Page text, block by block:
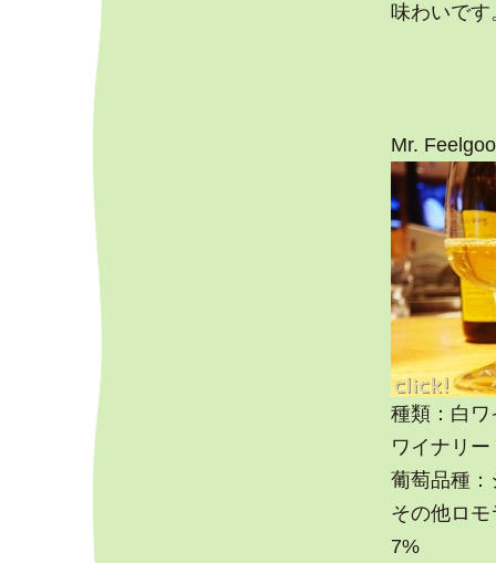
味わいです
Mr.
種類：白ワ
ワイナリ
葡萄品種
その他ロ
7%